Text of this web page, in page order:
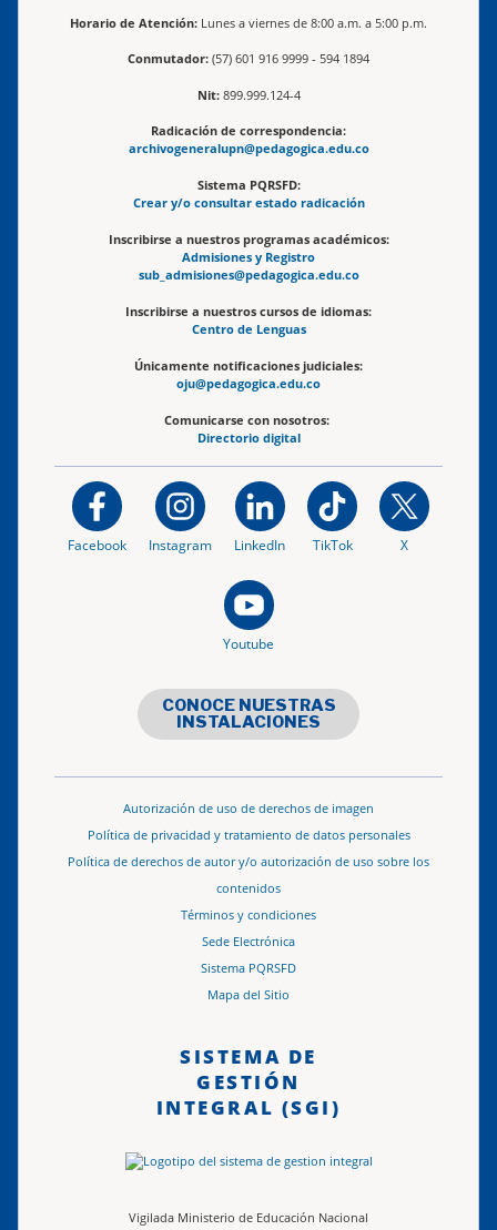
Horario de Atención: Lunes a viernes de 8:00 a.m. a 5:00 p.m.
Conmutador: (57) 601 916 9999 - 594 1894
Nit:899.999.124-4
Radicación de correspondencia:
archivogeneralupn@pedagogica.edu.co
Sistema PQRSFD:
Crear y/o consultar estado radicación
Inscribirse a nuestros programas académicos:
Admisiones y Registro
sub_admisiones@pedagogica.edu.co
Inscribirse a nuestros cursos de idiomas:
Centro de Lenguas
Únicamente notificaciones judiciales:
oju@pedagogica.edu.co
Comunicarse con nosotros:
Directorio digital
Facebook Instagram LinkedIn TikTok X
Youtube
CONOCE NUESTRAS
INSTALACIONES
Autorización de uso de derechos de imagen
Política de privacidad y tratamiento de datos personales
Política de derechos de autor y/o autorización de uso sobre los
contenidos
Términos y condiciones
Sede Electrónica
Sistema PQRSFD
Mapa del Sitio
SISTEMA DE
GESTIÓN
INTEGRAL (SGI)
Vigilada Ministerio de Educación Nacional